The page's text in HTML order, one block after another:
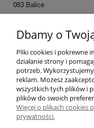
083 Balice
Dbamy o
Pliki cookies i pokrewne
działanie strony i
potrzeb.
reklam. Możesz
wszystkich tych plików i
plików do swoich
Więcej o plikach cookies
prywatności.